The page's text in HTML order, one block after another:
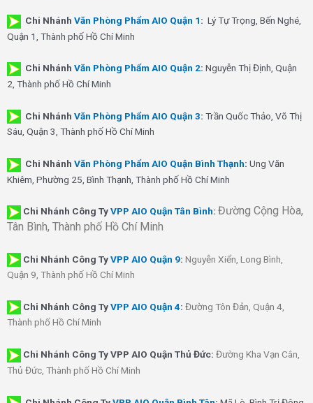
Chi Nhánh Văn Phòng Phẩm AIO Quận 1: Lý Tự Trọng, Bến Nghé,
Quận 1, Thành phố Hồ Chí Minh
Chi Nhánh Văn Phòng Phẩm AIO Quận 2: Nguyễn Thị Định, Quận
2, Thành phố Hồ Chí Minh
Chi Nhánh Văn Phòng Phẩm AIO Quận 3: Trần Quốc Thảo, Võ Thị
Sáu, Quận 3, Thành phố Hồ Chí Minh
Chi Nhánh Văn Phòng Phẩm AIO Quận Bình Thạnh: Ung Văn
Khiêm, Phường 25, Bình Thạnh, Thành phố Hồ Chí Minh
Chi Nhánh Công TyVPP AIO Quận Tân Bình: Đường Cộng Hòa,
Tân Bình, Thành phố Hồ Chí Minh
Chi Nhánh Công TyVPP AIO Quận 9: Nguyễn Xiển, Long Bình,
Quận 9, Thành phố Hồ Chí Minh
Chi Nhánh Công TyVPP AIO Quận 4: Đường Tôn Đản, Quận 4,
Thành phố Hồ Chí Minh
Chi Nhánh Công Ty VPP AIO Quận Thủ Đức: Đường Kha Vạn Cân,
Thủ Đức, Thành phố Hồ Chí Minh